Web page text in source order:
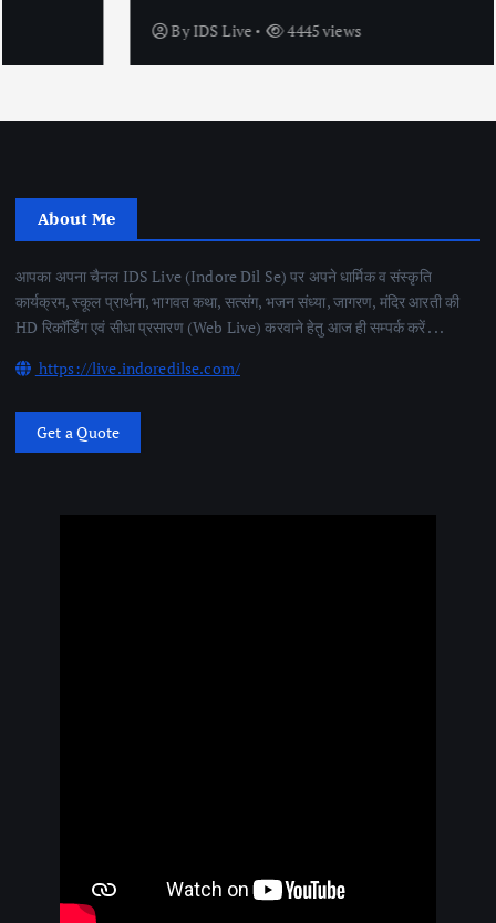
4445 views
About Me
आपका अपना चैनल IDS Live (Indore Dil Se) पर अपने धार्मिक व संस्कृति
कार्यक्रम, स्कूल प्रार्थना, भागवत कथा, सत्संग, भजन संध्या, जागरण, मंदिर आरती की
HD रिकॉर्डिंग एवं सीधा प्रसारण (Web Live) करवाने हेतु आज ही सम्पर्क करें . . .
https://live.indoredilse.com/
Get a Quote